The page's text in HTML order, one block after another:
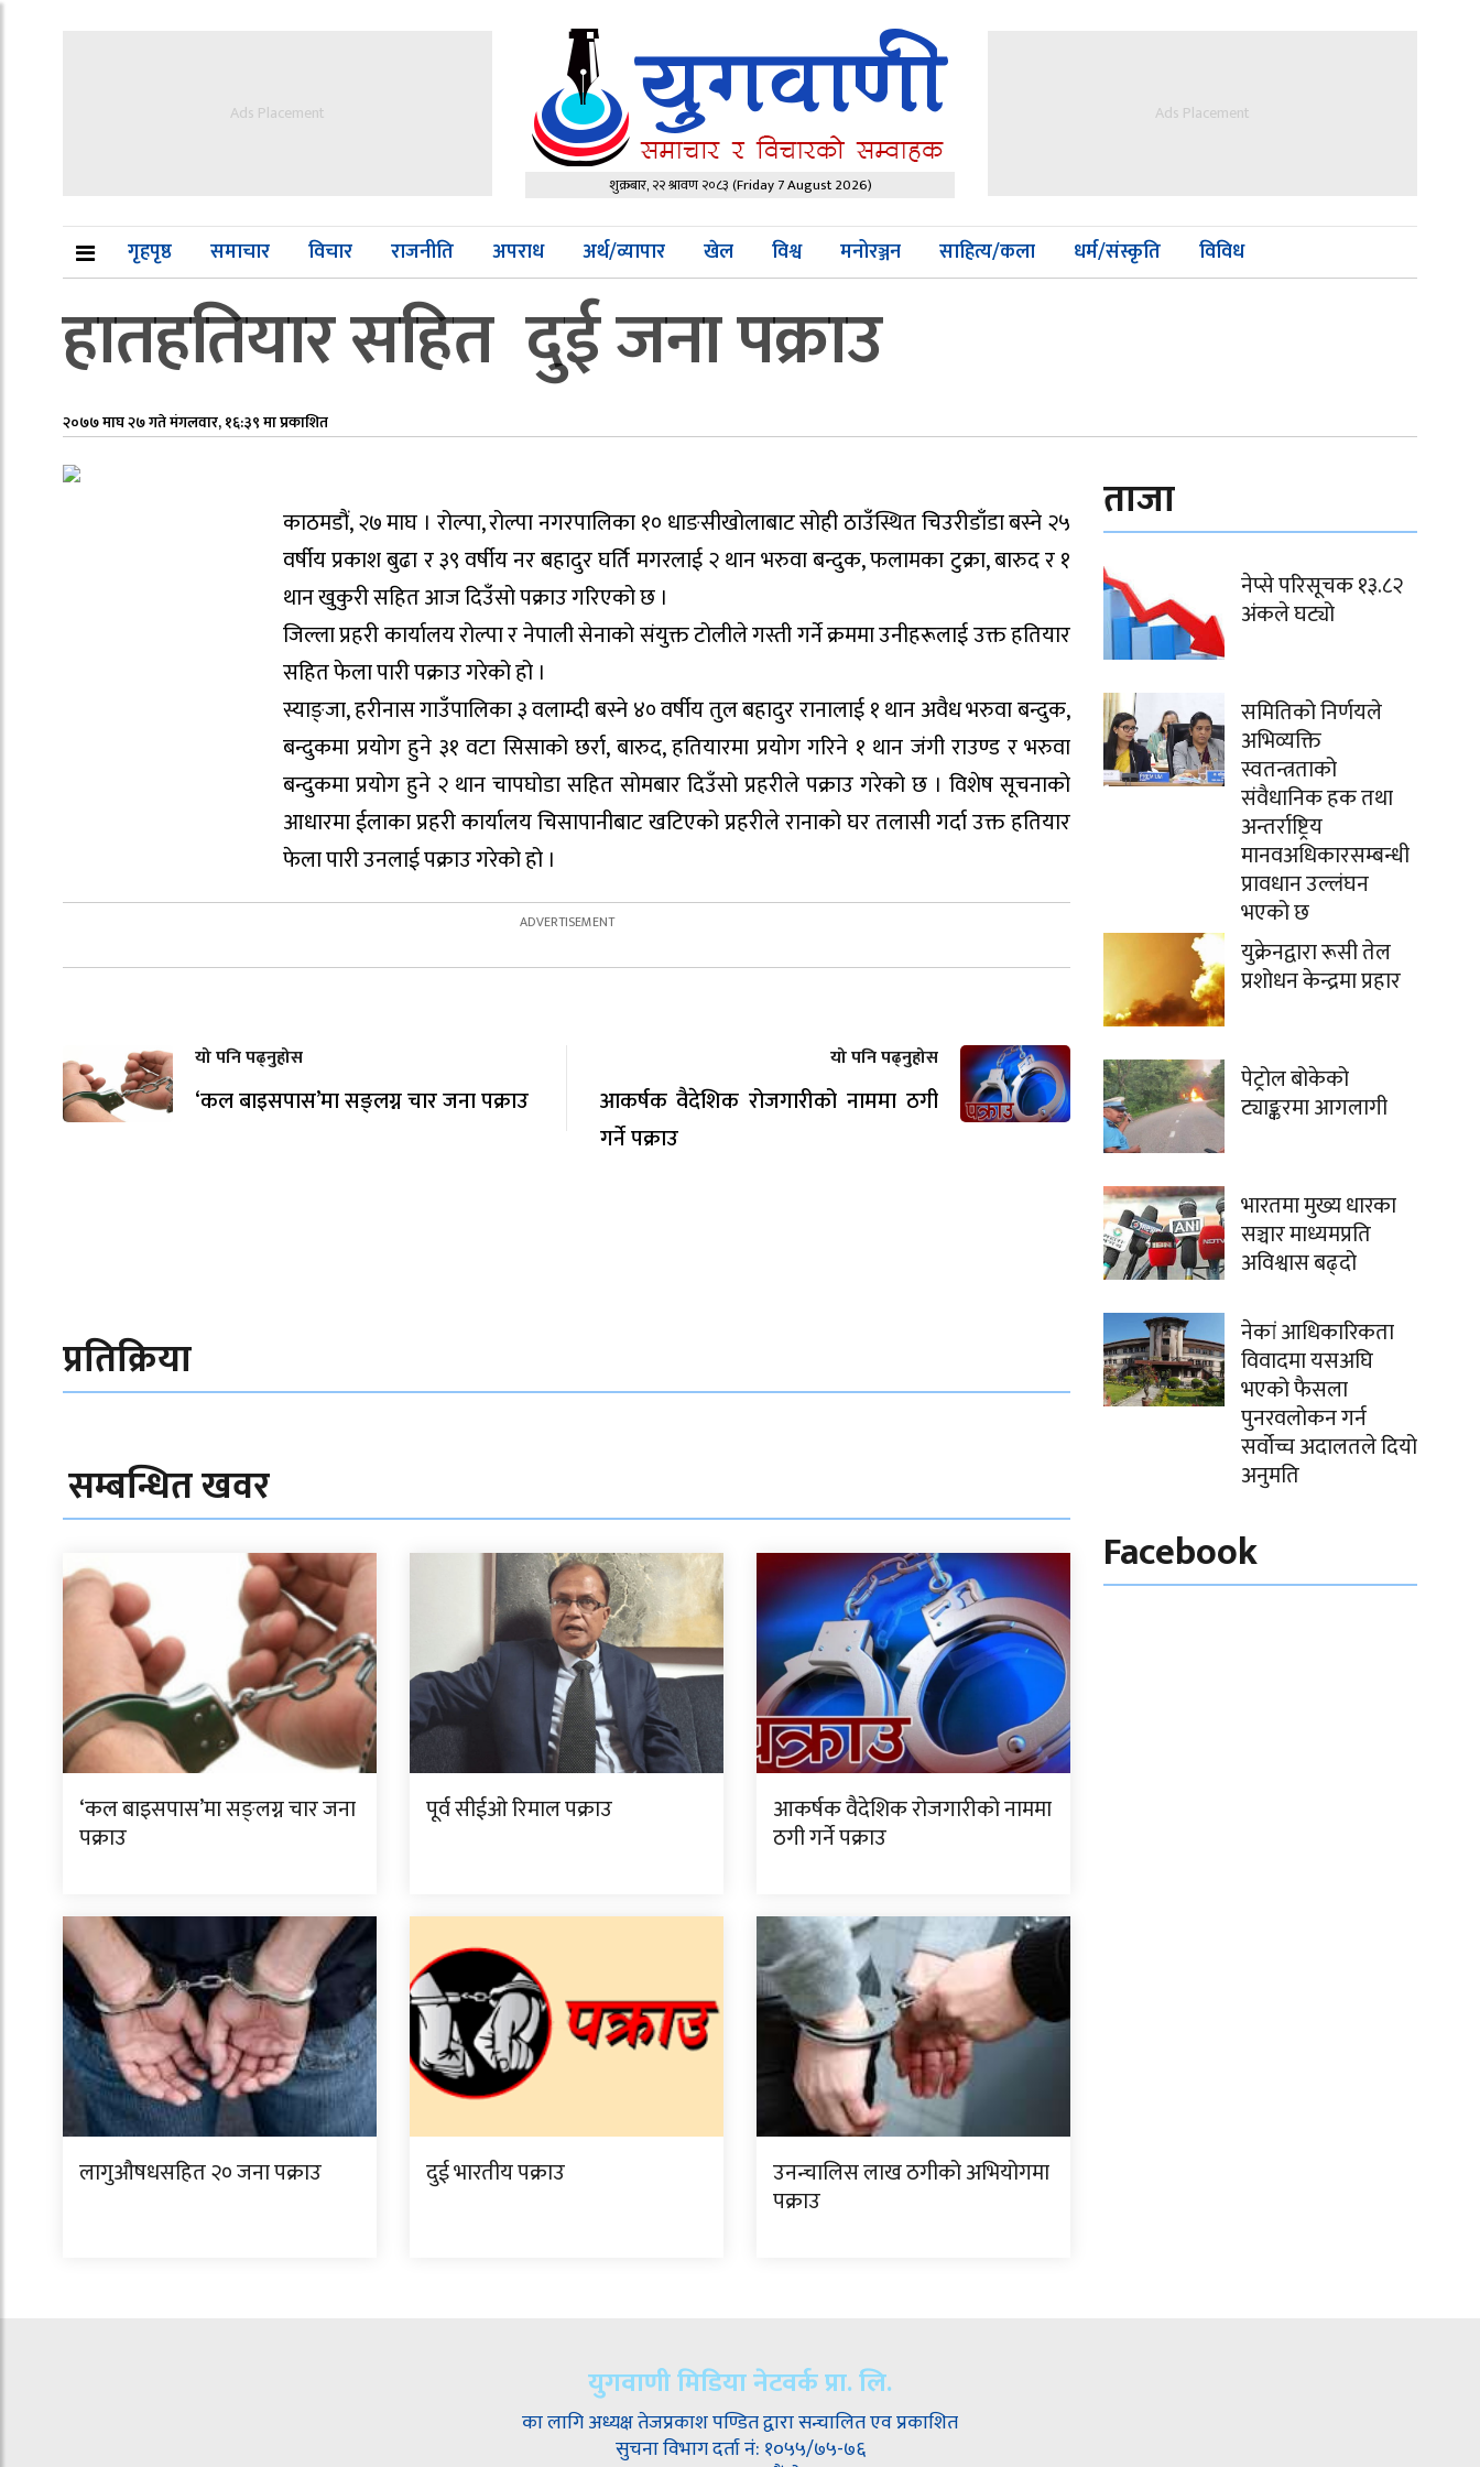
Ads Placement
शुक्रबार, २२ श्रावण २०८३(Friday 7 August 2026)
Ads Placement
गृहपृष्ठ समाचार विचार राजनीति अपराध अर्थ/व्यापार खेल विश्व मनोरञ्जन साहित्य/कला धर्म/संस्कृति विविध
हातहतियार सहित दुई जना पक्राउ
२०७७ माघ २७ गते मंगलवार, १६:३९ मा प्रकाशित
काठमडौं, २७ माघ । रोल्पा, रोल्पा नगरपालिका १० धाङसीखोलाबाट सोही ठाउँस्थित चिउरीडाँडा बस्ने २५
वर्षीय प्रकाश बुढा र ३९ वर्षीय नर बहादुर घर्ति मगरलाई २ थान भरुवा बन्दुक, फलामका टुक्रा, बारुद र १
थान खुकुरी सहित आज दिउँसो पक्राउ गरिएको छ ।
जिल्ला प्रहरी कार्यालय रोल्पा र नेपाली सेनाको संयुक्त टोलीले गस्ती गर्ने क्रममा उनीहरूलाई उक्त हतियार
सहित फेला पारी पक्राउ गरेको हो ।
स्याङ्जा, हरीनास गाउँपालिका ३ वलाम्दी बस्ने ४० वर्षीय तुल बहादुर रानालाई १ थान अवैध भरुवा बन्दुक,
बन्दुकमा प्रयोग हुने ३१ वटा सिसाको छर्रा, बारुद, हतियारमा प्रयोग गरिने १ थान जंगी राउण्ड र भरुवा
बन्दुकमा प्रयोग हुने २ थान चापघोडा सहित सोमबार दिउँसो प्रहरीले पक्राउ गरेको छ । विशेष सूचनाको
आधारमा ईलाका प्रहरी कार्यालय चिसापानीबाट खटिएको प्रहरीले रानाको घर तलासी गर्दा उक्त हतियार
फेला पारी उनलाई पक्राउ गरेको हो ।
यो पनि पढ्नुहोस
‘कल बाइसपास’मा सङ्लग्न चार जना पक्राउ
यो पनि पढ्नुहोस
आकर्षक वैदेशिक रोजगारीको नाममा ठगी
गर्ने पक्राउ
प्रतिक्रिया
सम्बन्धित खवर
‘कल बाइसपास’मा सङ्लग्न चार जना
पक्राउ
पूर्व सीईओ रिमाल पक्राउ आकर्षक वैदेशिक रोजगारीको नाममा
ठगी गर्ने पक्राउ
लागुऔषधसहित २० जना पक्राउ दुई भारतीय पक्राउ उनन्चालिस लाख ठगीको अभियोगमा
पक्राउ
ताजा
नेप्से परिसूचक १३.८२
अंकले घट्यो
समितिको निर्णयले
अभिव्यक्ति
स्वतन्त्रताको
संवैधानिक हक तथा
अन्तर्राष्ट्रिय
मानवअधिकारसम्बन्धी
प्रावधान उल्लंघन
भएको छ
युक्रेनद्वारा रूसी तेल
प्रशोधन केन्द्रमा प्रहार
पेट्रोल बोकेको
ट्याङ्करमा आगलागी
भारतमा मुख्य धारका
सञ्चार माध्यमप्रति
अविश्वास बढ्दो
नेकां आधिकारिकता
विवादमा यसअघि
भएको फैसला
पुनरवलोकन गर्न
सर्वोच्च अदालतले दियो
अनुमति
Facebook
युगवाणी मिडिया नेटवर्क प्रा. लि.
का लागि अध्यक्ष तेजप्रकाश पण्डित द्वारा सन्चालित एव प्रकाशित
सुचना विभाग दर्ता नं: १०५५/७५-७६